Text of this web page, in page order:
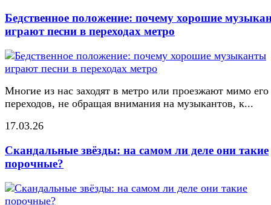
Бедственное положение: почему хорошие
играют песни в переходах метро
Многие из нас заходят в метро или проезжают мимо его
переходов, не обращая внимания на музыкантов, к...
17.03.26
Скандальные звёзды: на самом ли деле они такие
порочные?